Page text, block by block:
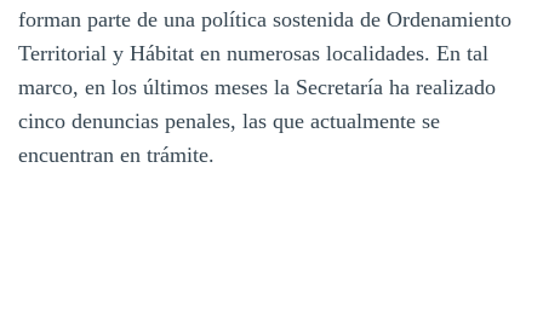
forman parte de una política sostenida de Ordenamiento
Territorial y Hábitat en numerosas localidades. En tal
marco, en los últimos meses la Secretaría ha realizado
cinco denuncias penales, las que actualmente se
encuentran en trámite.